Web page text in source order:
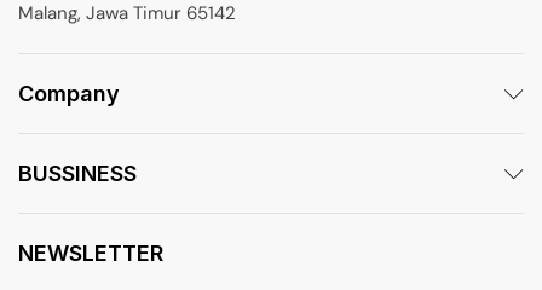
Malang, Jawa Timur 65142
Company
BUSSINESS
NEWSLETTER